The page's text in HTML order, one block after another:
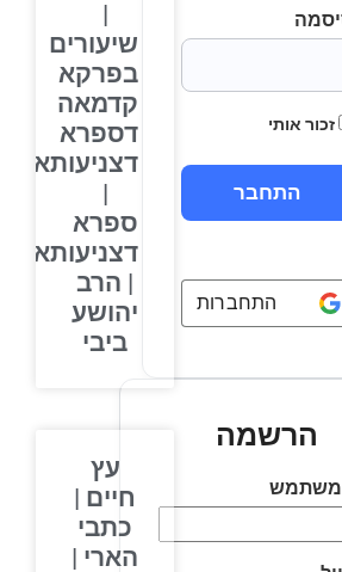
אותי
התחברות באמצעותGoogle
הרשמה
שיעורים
בפרקא
קדמאה
דספרא
דצניעותא
ספרא
דצניעותא
| הרב
יהושע
ביבי
עץ
חיים |
כתבי
הארי |